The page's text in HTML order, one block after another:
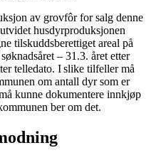
av grovfôr for salg denne
husdyrproduksjonen
tilskuddsberettiget areal på
– 31.3. året etter
telledato. I slike tilfeller må
om antall dyr som er
kunne dokumentere innkjøp
ber om det.